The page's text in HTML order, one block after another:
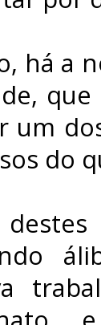
há a
um
do